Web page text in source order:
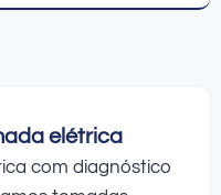
elétrica
com diagnóstico